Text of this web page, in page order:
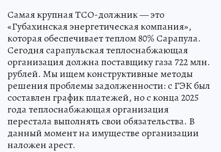
Самая крупная ТСО-должник — это
«Губахинская энергетическая компания»,
которая обеспечивает теплом 80% Сарапула.
Сегодня сарапульская теплоснабжающая
организация должна поставщику газа 722 млн.
рублей. Мы ищем конструктивные методы
решения проблемы задолженности: с ГЭК был
составлен график платежей, но с конца 2025
года теплоснабжающая организация
перестала выполнять свои обязательства. В
данный момент на имуществе организации
наложен арест.